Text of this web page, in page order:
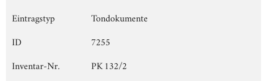
Eintragstyp
Tondokumente
ID
7255
Inventar-Nr.
PK 132/2